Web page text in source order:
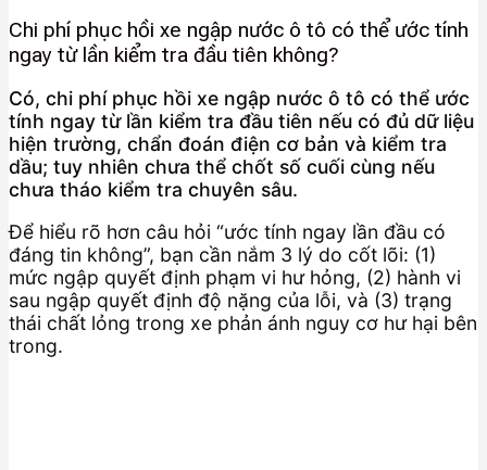
Chi phí phục hồi xe ngập nước ô tô có thể ước tính
ngay từ lần kiểm tra đầu tiên không?
Có, chi phí phục hồi xe ngập nước ô tô có thể ước
tính ngay từ lần kiểm tra đầu tiên nếu có đủ dữ liệu
hiện trường, chẩn đoán điện cơ bản và kiểm tra
dầu; tuy nhiên chưa thể chốt số cuối cùng nếu
chưa tháo kiểm tra chuyên sâu.
Để hiểu rõ hơn câu hỏi “ước tính ngay lần đầu có
đáng tin không”, bạn cần nắm 3 lý do cốt lõi: (1)
mức ngập quyết định phạm vi hư hỏng, (2) hành vi
sau ngập quyết định độ nặng của lỗi, và (3) trạng
thái chất lỏng trong xe phản ánh nguy cơ hư hại bên
trong.